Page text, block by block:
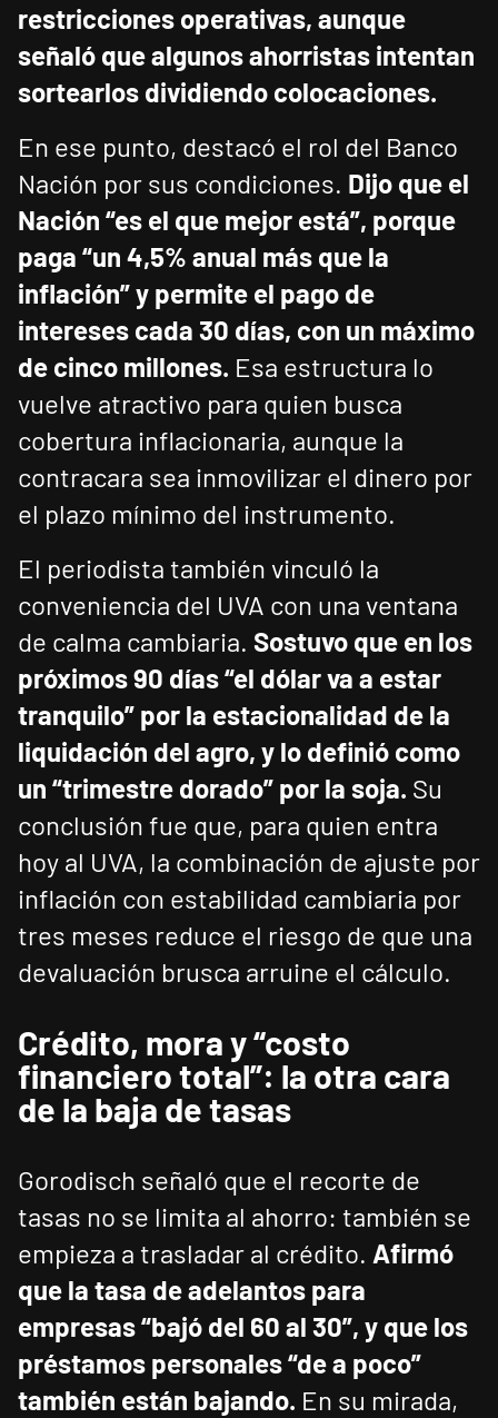
restricciones operativas, aunque
señaló que algunos ahorristas intentan
sortearlos dividiendo colocaciones.
En ese punto, destacó el rol del Banco
Nación por sus condiciones. Dijo que el
Nación “es el que mejor está”, porque
paga “un 4,5% anual más que la
inflación” y permite el pago de
intereses cada 30 días, con un máximo
de cinco millones. Esa estructura lo
vuelve atractivo para quien busca
cobertura inflacionaria, aunque la
contracara sea inmovilizar el dinero por
el plazo mínimo del instrumento.
El periodista también vinculó la
conveniencia del UVA con una ventana
de calma cambiaria. Sostuvo que en los
próximos 90 días “el dólar va a estar
tranquilo” por la estacionalidad de la
liquidación del agro, y lo definió como
un “trimestre dorado” por la soja. Su
conclusión fue que, para quien entra
hoy al UVA, la combinación de ajuste por
inflación con estabilidad cambiaria por
tres meses reduce el riesgo de que una
devaluación brusca arruine el cálculo.
Crédito, mora y “costo
financiero total”: la otra cara
de la baja de tasas
Gorodisch señaló que el recorte de
tasas no se limita al ahorro: también se
empieza a trasladar al crédito. Afirmó
que la tasa de adelantos para
empresas “bajó del 60 al 30”, y que los
préstamos personales “de a poco”
también están bajando. En su mirada,